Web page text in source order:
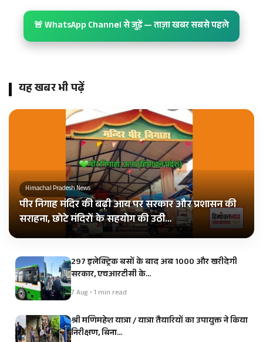
🚨 WhatsApp Channel से जुड़ें — ताज़ा खबर सबसे पहले
यह खबर भी पढ़ें
Himachal Pradesh News
पीर निगाह मंदिर की बढ़ी आय पर सरकार और प्रशासन की
सराहना, छोटे मंदिरों के सहयोग की उठी…
297 इलेक्ट्रिक बसों के बाद अब 1000 और खरीदेगी
सरकार, एचआरटीसी के…
7 Aug • 1 min read
श्री मणिमहेश यात्रा / यात्रा तैयारियों का उपायुक्त ने किया
निरीक्षण, बिना…